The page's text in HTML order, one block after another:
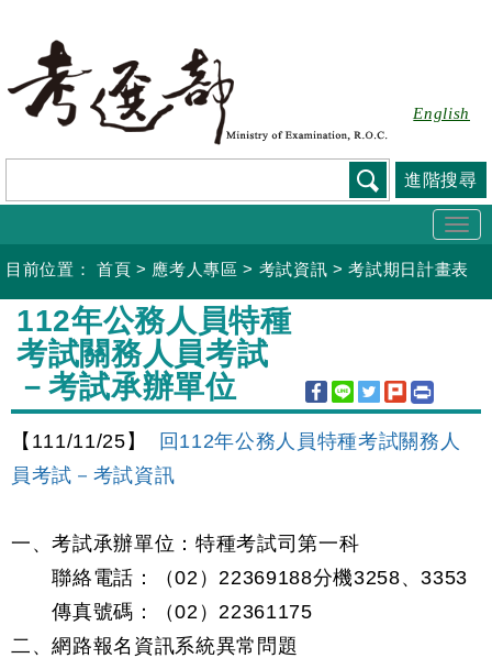
要
容
English
進階搜尋
目前位置： 首頁 > 應考人專區 > 考試資訊 >考試期日計畫表
:::
112年公務人員特種
考試關務人員考試
－考試承辦單位
【111/11/25】
回112年公務人員特種考試關務人
員考試－考試資訊
一、考試承辦單位：特種考試司第一科
聯絡電話：（02）22369188分機3258、3353
傳真號碼：（02）22361175
二、網路報名資訊系統異常問題